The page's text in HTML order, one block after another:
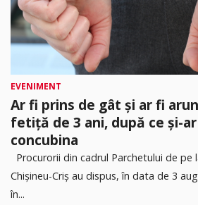
EVENIMENT
Ar fi prins de gât și ar fi
fetiță de 3 ani, după ce și-
concubina
Procurorii din cadrul Parchetului de pe
Chișineu-Criș au dispus, în data de 3
în...